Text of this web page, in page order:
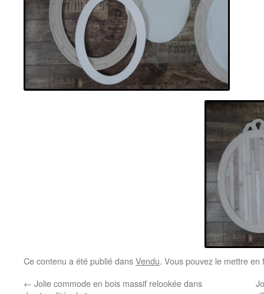
Ce contenu a été publié dansVendu. Vous pouvez le mettre
← Jolie commode en bois massif relookée dans